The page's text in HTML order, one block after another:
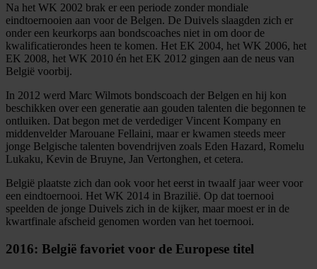
Na het WK 2002 brak er een periode zonder mondiale
eindtoernooien aan voor de Belgen. De Duivels slaagden zich er
onder een keurkorps aan bondscoaches niet in om door de
kwalificatierondes heen te komen. Het EK 2004, het WK 2006, het
EK 2008, het WK 2010 én het EK 2012 gingen aan de neus van
België voorbij.
In 2012 werd Marc Wilmots bondscoach der Belgen en hij kon
beschikken over een generatie aan gouden talenten die begonnen te
ontluiken. Dat begon met de verdediger Vincent Kompany en
middenvelder Marouane Fellaini, maar er kwamen steeds meer
jonge Belgische talenten bovendrijven zoals Eden Hazard, Romelu
Lukaku, Kevin de Bruyne, Jan Vertonghen, et cetera.
België plaatste zich dan ook voor het eerst in twaalf jaar weer voor
een eindtoernooi. Het WK 2014 in Brazilië. Op dat toernooi
speelden de jonge Duivels zich in de kijker, maar moest er in de
kwartfinale afscheid genomen worden van het toernooi.
2016: België favoriet voor de Europese titel